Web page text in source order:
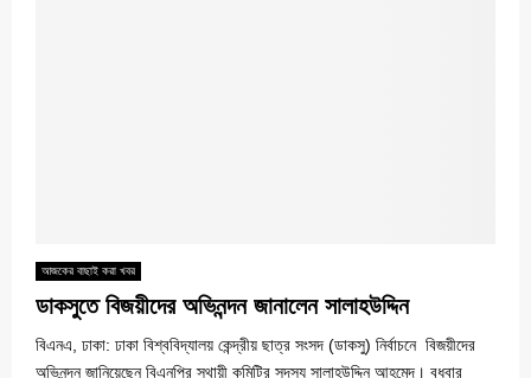
আজকের বাছাই করা খবর
ডাকসুতে বিজয়ীদের অভিনন্দন জানালেন সালাহউদ্দিন
বিএনএ, ঢাকা: ঢাকা বিশ্ববিদ্যালয় কেন্দ্রীয় ছাত্র সংসদ (ডাকসু) নির্বাচনে বিজয়ীদের
অভিনন্দন জানিয়েছেন বিএনপির স্থায়ী কমিটির সদস্য সালাহউদ্দিন আহমেদ। বুধবার